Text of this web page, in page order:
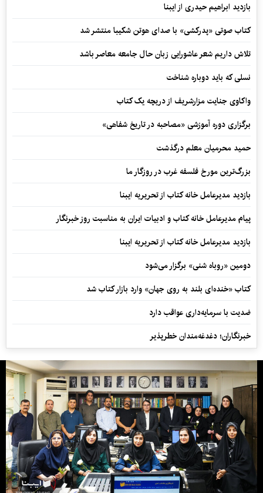
بازدید ابراهیم حیدری از ایبنا
کتاب صوتی «پدرکشی» با صدای هوتن شکیبا منتشر شد
تلاش داریم شعر عاشورایی زبان حال جامعه معاصر باشد
نسلی که باید دوباره شناخت
واکاوی جنایت مزارشریف از دریچه یک کتاب
برگزاری دوره آموزشی «مصاحبه در تاریخ شفاهی»
حمید محرمیان معلم درگذشت
بزرگ‌ترین مورخ فلسفه غرب در روزگار ما
بازدید مدیرعامل خانه کتاب از تحریریه ایبنا
پیام مدیرعامل خانه کتاب و ادبیات ایران به مناسبت روز خبرنگار
بازدید مدیرعامل خانه کتاب از تحریریه ایبنا
دومین «روباه شنی» برگزار می‌شود
کتاب «خنده‌ای بلند به روی جهان» وارد بازار کتاب شد
ضدیت با سرمایه‌داری عواقب دارد
خبرنگاران؛ دغدغه‌مندان خطرپذیر